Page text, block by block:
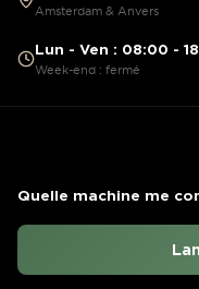
Amsterdam & Anvers
Lun - Ven : 08:00 -
Week-end : fermé
Quelle machine me